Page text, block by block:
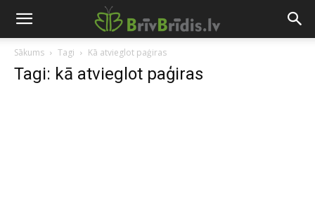
Sākums Tagi Kā atvieglot paģiras
Tagi: kā atvieglot paģiras